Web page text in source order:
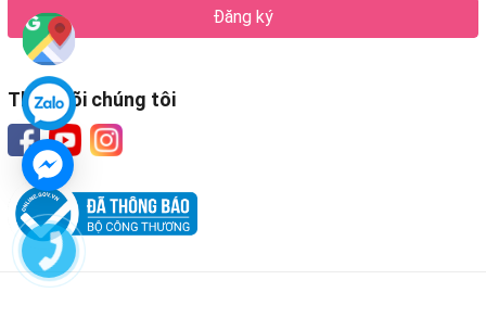
Đăng ký
Theo dõi chúng tôi